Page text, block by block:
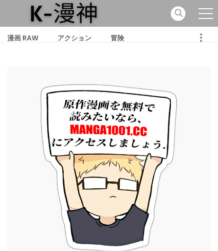
漫画 RAW アクション 冒険